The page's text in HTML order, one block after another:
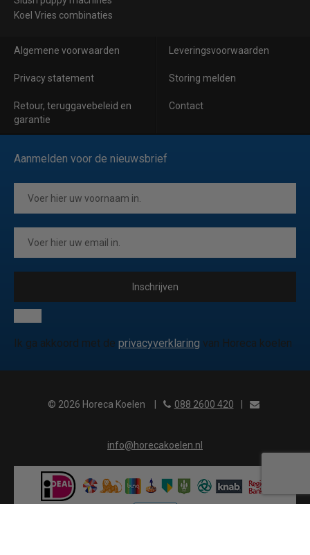
Koel Vries combinaties
Algemene voorwaarden Leveringsvoorwaarden
Privacy statement Storing melden
Retour, teruggavebeleid en
garantie
Contact
Aanmelden voor de nieuwsbrief
Inschrijven
Ik ga akkoord met de privacyverklaring van Horeca koelen
© 2026 Horeca Koelen 088 2600 420
info@horecakoelen.nl